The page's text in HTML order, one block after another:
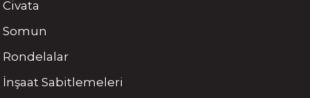
Civata
Somun
Rondelalar
İnşaat Sabitlemeleri